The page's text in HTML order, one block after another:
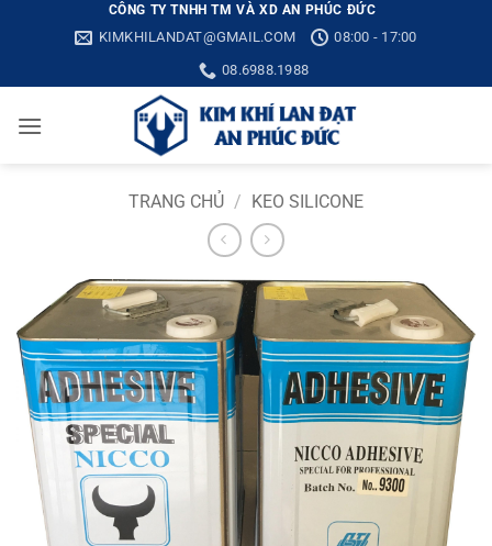
CÔNG TY TNHH TM VÀ XD AN PHÚC ĐỨC
KIMKHILANDAT@GMAIL.COM
08:00 - 17:00
08.6988.1988
TRANG CHỦ / KEO SILICONE